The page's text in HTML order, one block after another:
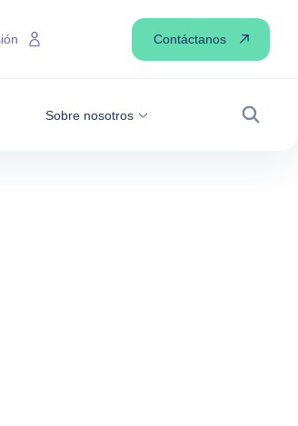
Sobre nosotros
Buscar
Contáctanos